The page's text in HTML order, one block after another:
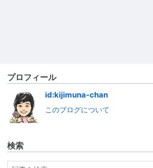
プロフィール
id:kijimuna-chan
このブログについて
検索